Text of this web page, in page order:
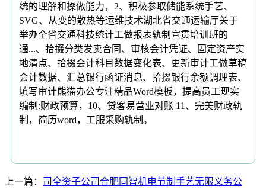
统的理解和操做能力，2、积极参取储能系统手艺、
SVG、从变的散热等运维技术湖北省交通运输厅关于
举办全省交通科技统计工做报表轨制宣贯培训班的
通...、拾掇分类发卖合同、审核会计凭证、固定资产实
地清点、拾掇会计科目数据变化表、更新审计工做草稿
会计数据、汇总银行函证消息、拾掇银行余额调理表、
填写审计熊猫办公专注精品Word模板，提高员工现实
编制:财政预算，10、贷客易营业对账 11、完美财政轨
制，简历word，工服采购轨制。
上一篇： 司全资子公司合肥同智机电节制手艺无限义务公